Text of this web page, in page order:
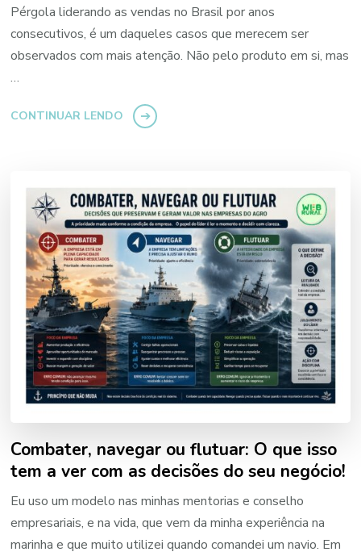
Pérgola liderando as vendas no Brasil por anos
consecutivos, é um daqueles casos que merecem ser
observados com mais atenção. Não pelo produto em si, mas
…
CONTINUAR LENDO
Combater, navegar ou flutuar: O que isso
tem a ver com as decisões do seu negócio!
Eu uso um modelo nas minhas mentorias e conselho
empresariais, e na vida, que vem da minha experiência na
marinha e que muito utilizei quando comandei um navio. Em